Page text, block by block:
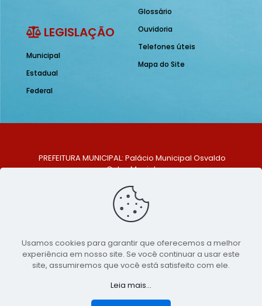
LEGISLAÇÃO
Municipal
Estadual
Federal
Glossário
Ouvidoria
Telefones úteis
Mapa do Site
PREFEITURA MUNICIPAL: Palácio Municipal Osvaldo
Celso Maciel
Centro, São Bento do Una - PE. CEP: 553370-128
TELEFONE: (81) 99548-1569
E-MAIL: ouvidoria@saobentodouna.pe.gov.br
Copyright 2021-2026 - Assessoria de Comunicação da
Prefeitura de São Bento do Una - PE
publicidadeLumusWeb - Agência Digital
Usamos cookies para garantir que oferecemos a melhor
experiência em nosso site. Se você continuar a usar este
site, assumiremos que você está satisfeito com ele.
Leia mais...